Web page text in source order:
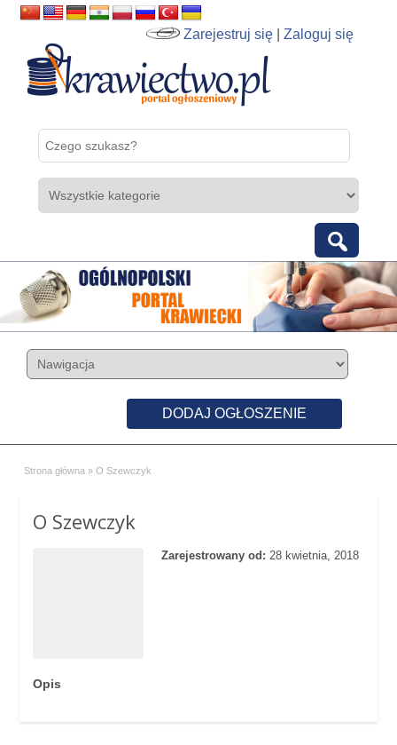
Zarejestruj się |Zaloguj się
DODAJ OGŁOSZENIE
Strona główna » O Szewczyk
O Szewczyk
Zarejestrowany od: 28 kwietnia, 2018
Opis